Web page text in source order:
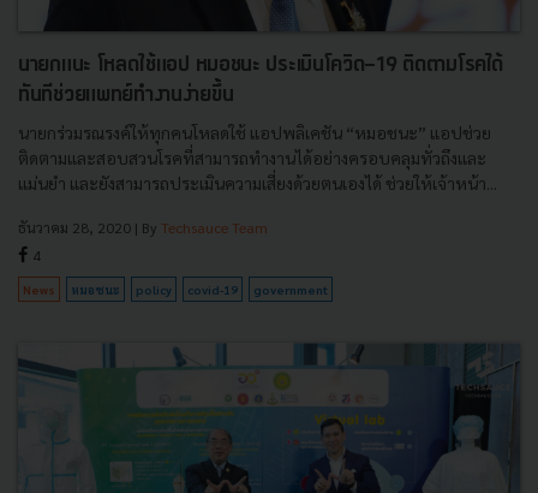
นายกแนะ โหลดใช้แอป หมอชนะ ประเมินโควิด-19 ติดตามโรคได้
ทันทีช่วยแพทย์ทำงานง่ายขึ้น
นายกร่วมรณรงค์ให้ทุกคนโหลดใช้ แอปพลิเคชัน “หมอชนะ” แอปช่วย
ติดตามและสอบสวนโรคที่สามารถทำงานได้อย่างครอบคลุมทั่วถึงและ
แม่นยำ และยังสามารถประเมินความเสี่ยงด้วยตนเองได้ ช่วยให้เจ้าหน้า...
ธันวาคม 28, 2020 | By Techsauce Team
4
News หมอชนะ policy covid-19 government